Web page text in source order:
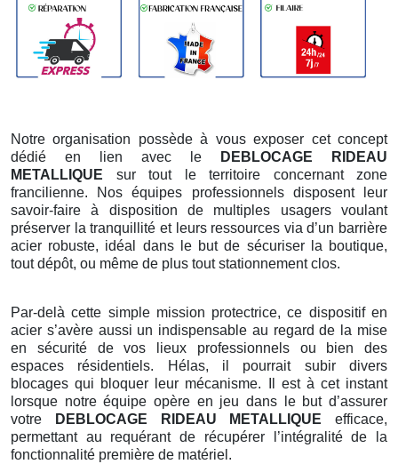
Notre organisation possède à vous exposer cet concept
dédié en lien avec le
DEBLOCAGE RIDEAU
METALLIQUE sur tout le territoire concernant zone
francilienne. Nos équipes professionnels disposent leur
savoir-faire à disposition de multiples usagers voulant
préserver la tranquillité et leurs ressources via d’un barrière
acier robuste, idéal dans le but de sécuriser la boutique,
tout dépôt, ou même de plus tout stationnement clos.
Par-delà cette simple mission protectrice, ce dispositif en
acier s’avère aussi un indispensable au regard de la mise
en sécurité de vos lieux professionnels ou bien des
espaces résidentiels. Hélas, il pourrait subir divers
blocages qui bloquer leur mécanisme. Il est à cet instant
lorsque notre équipe opère en jeu dans le but d’assurer
votre
DEBLOCAGE RIDEAU METALLIQUE efficace,
permettant au requérant de récupérer l’intégralité de la
fonctionnalité première de matériel.